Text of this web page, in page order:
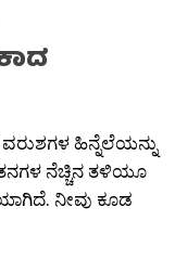
ವರುಶಗಳ ಹಿನ್ನೆಲೆಯನ್ನು
ನೆಚ್ಚಿನ ತಳಿಯೂ
ನೀವು ಕೂಡ